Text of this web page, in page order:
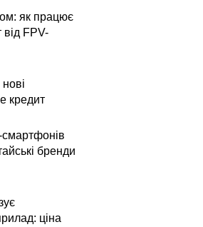
як працює
від FPV-
кредит
бренди
ціна